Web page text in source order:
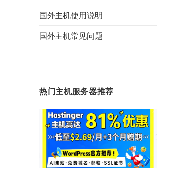
国外主机使用说明
国外主机常见问题
热门主机服务器推荐